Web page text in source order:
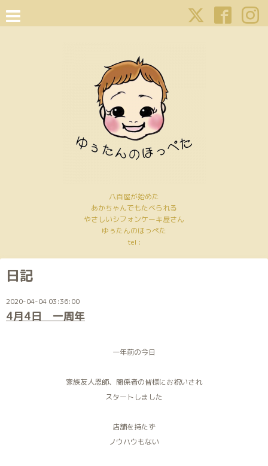
八百屋が始めた
あかちゃんでもたべられる
やさしいシフォンケーキ屋さん
ゆぅたんのほっぺた
tel :
日記
2020-04-04 03:36:00
4月4日 一周年
一年前の今日
家族友人恩師、関係者の皆様にお祝いされ
スタートしました
店舗を持たず
ノウハウもない